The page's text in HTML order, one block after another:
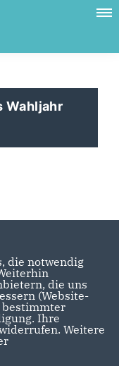
Wahljahr
die notwendig
die uns
(Website-
bestimmter
Ihre
Weitere